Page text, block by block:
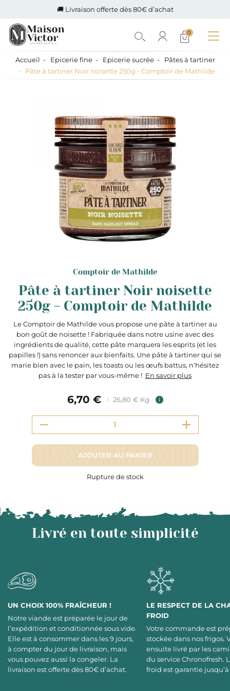
🚚 Livraison offerte dès 80€ d’achat
0
Accueil Epicerie fine Epicerie sucrée
Pâtes à tartiner
Pâte à tartiner Noir noisette 250g - Comptoir de Mathilde
Comptoir de Mathilde
Pâte à tartiner Noir noisette
250g - Comptoir de Mathilde
Le Comptoir de Mathilde vous propose une pâte à tartiner au
bon goût de noisette ! Fabriquée dans notre usine avec des
ingrédients de qualité, cette pâte marquera les esprits (et les
papilles !) sans renoncer aux bienfaits. Une pâte à tartiner qui se
marie bien avec le pain, les toasts ou les œufs battus, n'hésitez
pas à la tester par vous-même ! En savoir plus
6,70 € 26,80 € Kg i
AJOUTER AU PANIER
Rupture de stock
Livré en toute simplicité
UN CHOIX 100% FRAÎCHEUR !
Notre viande est préparée le jour de
l’expédition et conditionnée sous vide.
Elle est à consommer dans les 9 jours,
à compter du jour de livraison, mais
vous pouvez aussi la congeler. La
livraison est offerte dès 80€ d’achat.
LE RESPECT DE LA
FROID
Votre commande est
stockée dans nos frigos.
ensuite livré par les
du service Chronofresh.
froid est garantie